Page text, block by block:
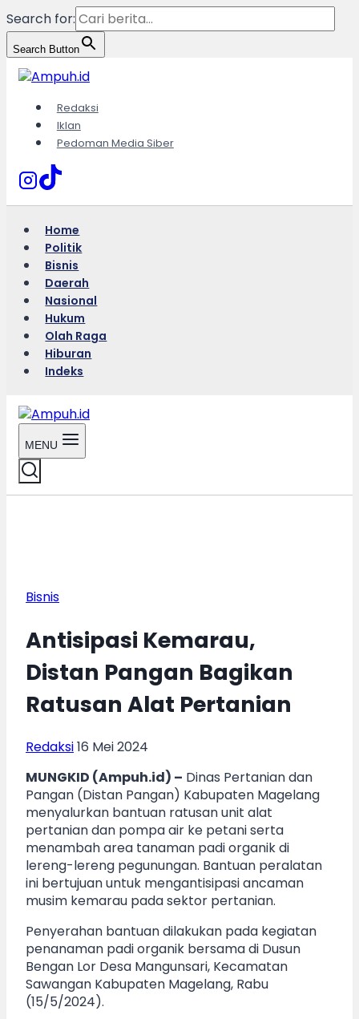
Search for:
Search Button
Skip
to
content
Redaksi
Iklan
Pedoman Media Siber
Home
Politik
Bisnis
Daerah
Nasional
Hukum
Olah Raga
Hiburan
Indeks
MENU
Bisnis
Antisipasi Kemarau,
Distan Pangan Bagikan
Ratusan Alat Pertanian
Redaksi16 Mei 2024
MUNGKID (Ampuh.id) – Dinas Pertanian dan
Pangan (Distan Pangan) Kabupaten Magelang
menyalurkan bantuan ratusan unit alat
pertanian dan pompa air ke petani serta
menambah area tanaman padi organik di
lereng-lereng pegunungan. Bantuan peralatan
ini bertujuan untuk mengantisipasi ancaman
musim kemarau pada sektor pertanian.
Penyerahan bantuan dilakukan pada kegiatan
penanaman padi organik bersama di Dusun
Bengan Lor Desa Mangunsari, Kecamatan
Sawangan Kabupaten Magelang, Rabu
(15/5/2024).